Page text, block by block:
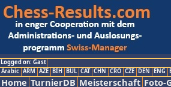
Logged on: Gast
Arabic ARM AZE BIH BUL CAT CHN CRO CZE DEN ENG
Home TurnierDB Meisterschaft Foto-